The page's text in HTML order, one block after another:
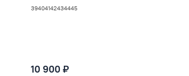
39404142434445
10 900 ₽